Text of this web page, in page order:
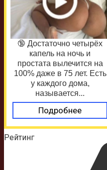
🔞 Достаточно четырёх
капель на ночь и
простата вылечится на
100% даже в 75 лет. Есть
у каждого дома,
называется...
Подробнее
Рейтинг